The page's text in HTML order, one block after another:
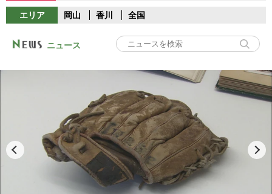
エリア 岡山 香川 全国
ニュース